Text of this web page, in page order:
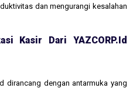
dan mengurangi kesalahan
Kasir Dari YAZCORP.id
dirancang dengan antarmuka yang